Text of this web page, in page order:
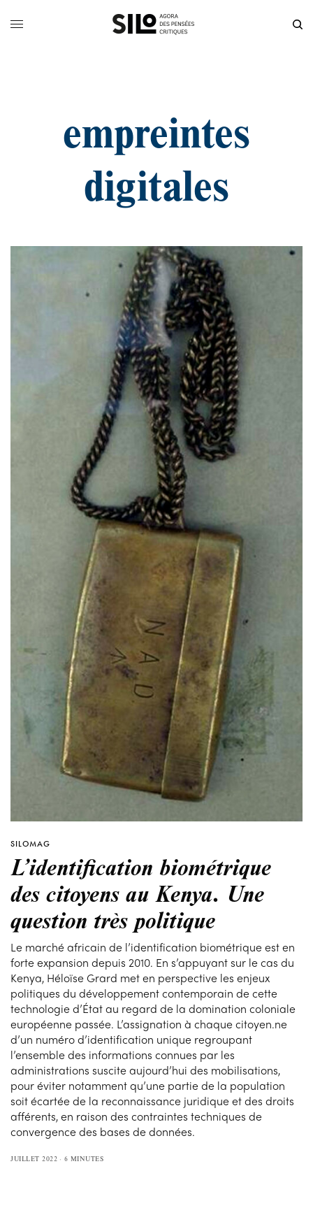
empreintes
digitales
SILOMAG
L’identification biométrique
des citoyens au Kenya. Une
question très politique
Le marché africain de l’identification biométrique est en
forte expansion depuis 2010. En s’appuyant sur le cas du
Kenya, Héloïse Grard met en perspective les enjeux
politiques du développement contemporain de cette
technologie d’État au regard de la domination coloniale
européenne passée. L’assignation à chaque citoyen.ne
d’un numéro d’identification unique regroupant
l’ensemble des informations connues par les
administrations suscite aujourd’hui des mobilisations,
pour éviter notamment qu’une partie de la population
soit écartée de la reconnaissance juridique et des droits
afférents, en raison des contraintes techniques de
convergence des bases de données.
JUILLET 2022 6 MINUTES